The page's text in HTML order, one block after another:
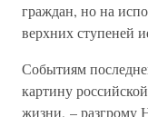
граждан, но на
верхних ступеней
Событиям
картину
жизни, –